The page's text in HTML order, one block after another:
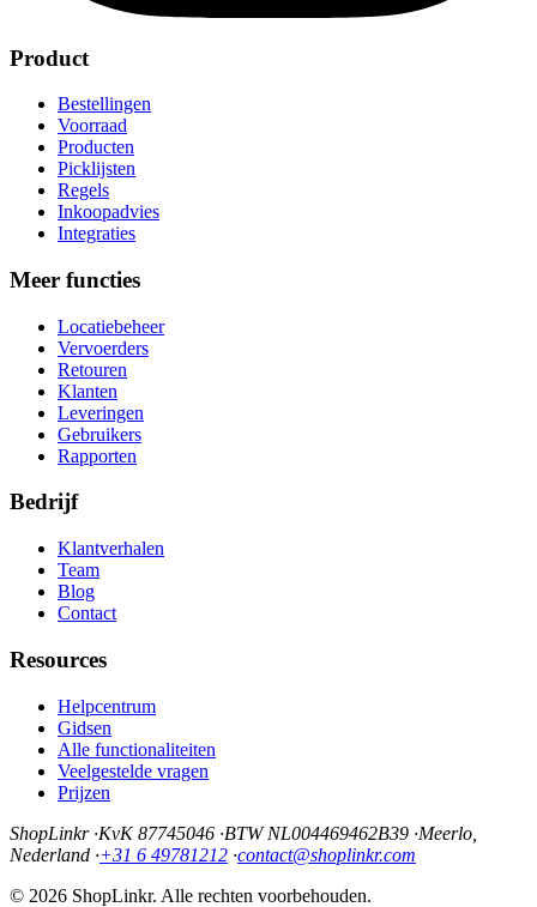
Product
Bestellingen
Voorraad
Producten
Picklijsten
Regels
Inkoopadvies
Integraties
Meer functies
Locatiebeheer
Vervoerders
Retouren
Klanten
Leveringen
Gebruikers
Rapporten
Bedrijf
Klantverhalen
Team
Blog
Contact
Resources
Helpcentrum
Gidsen
Alle functionaliteiten
Veelgestelde vragen
Prijzen
ShopLinkr ·KvK 87745046 ·BTW NL004469462B39 ·Meerlo,
Nederland ·+31 6 49781212 ·contact@shoplinkr.com
© 2026 ShopLinkr. Alle rechten voorbehouden.